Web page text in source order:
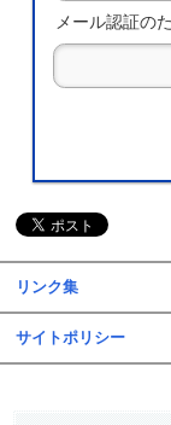
メール認証の
リンク集
サイトポリシー